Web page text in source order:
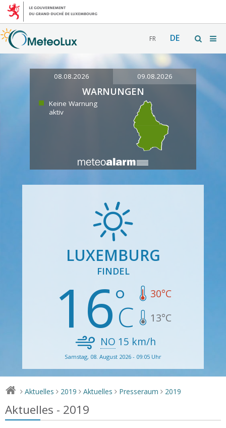
FR DE
08.08.2026 09.08.2026
WARNUNGEN
Keine Warnung
aktiv
LUXEMBURG
FINDEL
16 30°C
13°C
NO 15 km/h
Samstag, 08. August 2026 - 09:05 Uhr
> Aktuelles > 2019 > Aktuelles > Presseraum > 2019
Aktuelles - 2019